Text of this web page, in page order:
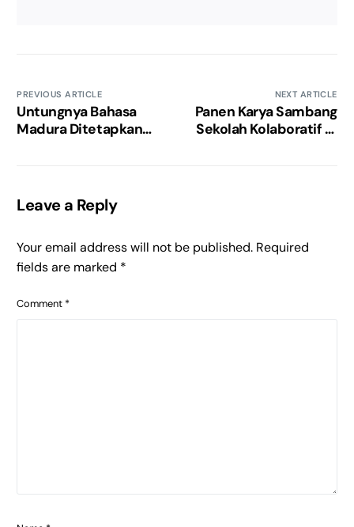
PREVIOUS ARTICLE
Untungnya Bahasa
Madura Ditetapkan
NEXT ARTICLE
Panen Karya Sambang
Sekolah Kolaboratif di
Leave a Reply
Your email address will not be published. Required
fields are marked *
Comment *